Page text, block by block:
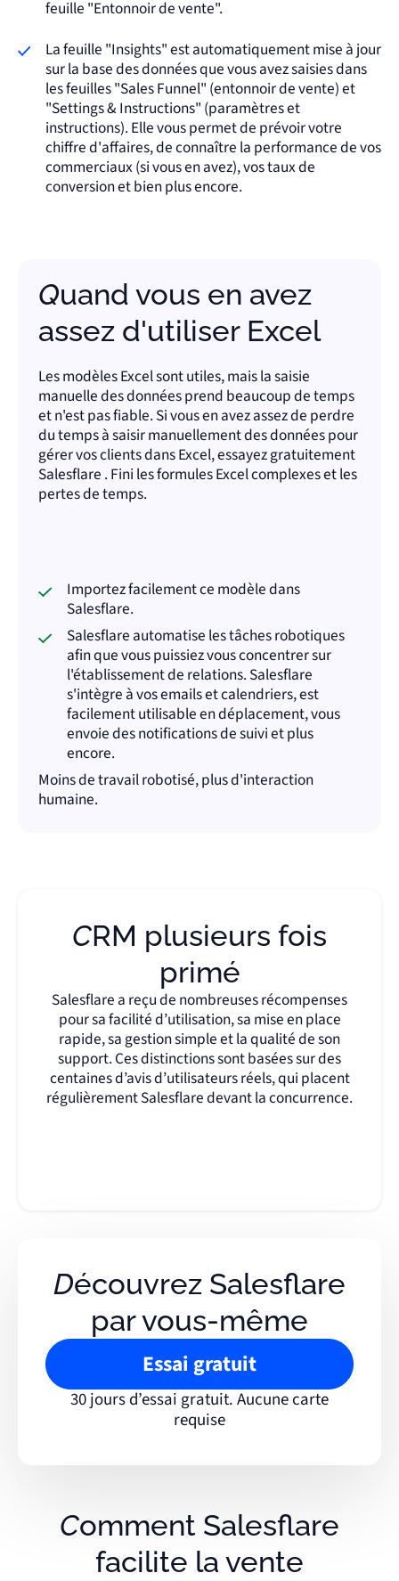
feuille "Entonnoir de vente".
La feuille "Insights" est automatiquement mise à jour
sur la base des données que vous avez saisies dans
les feuilles "Sales Funnel" (entonnoir de vente) et
"Settings & Instructions" (paramètres et
instructions). Elle vous permet de prévoir votre
chiffre d'affaires, de connaître la performance de vos
commerciaux (si vous en avez), vos taux de
conversion et bien plus encore.
Quand vous en avez
assez d'utiliser Excel
Les modèles Excel sont utiles, mais la saisie
manuelle des données prend beaucoup de temps
et n'est pas fiable. Si vous en avez assez de perdre
du temps à saisir manuellement des données pour
gérer vos clients dans Excel, essayez gratuitement
Salesflare . Fini les formules Excel complexes et les
pertes de temps.
Importez facilement ce modèle dans
Salesflare.
Salesflare automatise les tâches robotiques
afin que vous puissiez vous concentrer sur
l'établissement de relations. Salesflare
s'intègre à vos emails et calendriers, est
facilement utilisable en déplacement, vous
envoie des notifications de suivi et plus
encore.
Moins de travail robotisé, plus d'interaction
humaine.
CRM plusieurs fois
primé
Salesflare a reçu de nombreuses récompenses
pour sa facilité d’utilisation, sa mise en place
rapide, sa gestion simple et la qualité de son
support. Ces distinctions sont basées sur des
centaines d’avis d’utilisateurs réels, qui placent
régulièrement Salesflare devant la concurrence.
Découvrez Salesflare
par vous-même
Essai gratuit
30 jours d’essai gratuit. Aucune carte
requise
Comment Salesflare
facilite la vente